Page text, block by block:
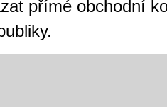
přímé obchodní
jak pro pravidelné